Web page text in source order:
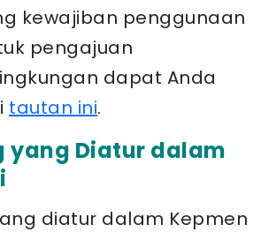
kewajiban penggunaan
pengajuan
dapat Anda
tautan ini.
yang Diatur dalam
diatur dalam Kepmen